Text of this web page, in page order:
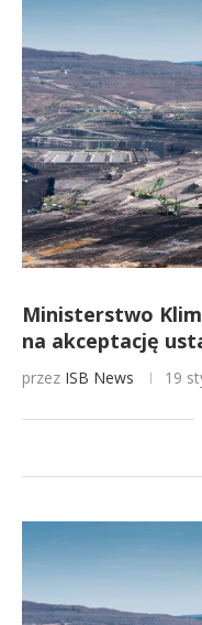
Ministerstwo
na akceptację
przez ISB News 19